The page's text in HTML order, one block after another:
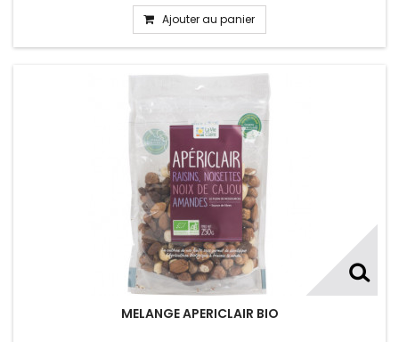
Ajouter au panier
MELANGE APERICLAIR BIO